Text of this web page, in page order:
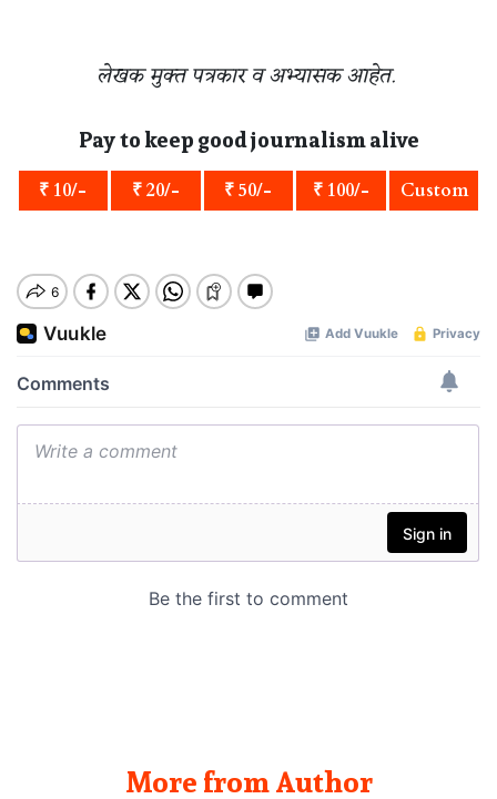
लेखक मुक्त पत्रकार व अभ्यासक आहेत.
Pay to keep good journalism alive
₹ 10/- ₹ 20/- ₹ 50/- ₹ 100/- Custom
More from Author